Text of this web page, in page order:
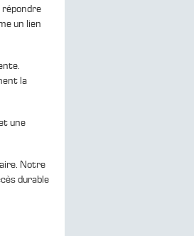
répondre
un lien
la
une
Notre
durable